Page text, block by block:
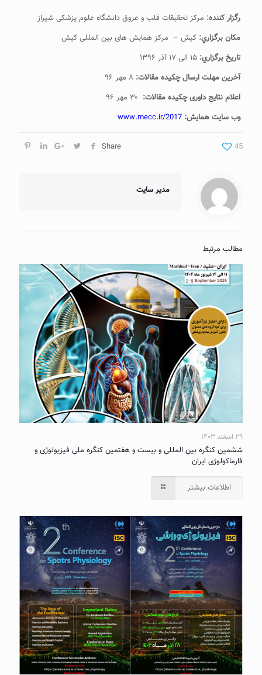
رگزار کننده: مرکز تحقیقات قلب و عروق دانشگاه علوم پزشکی شیراز
مکان برگزاري: کیش – مرکز همایش های بین المللی کیش
تاريخ برگزاري:
آخرين مهلت ارسال چکیده مقالات:
اعلام نتایج داوری چکیده مقالات:
وب سايت همايش: www.mecc.ir/2017
Share 45
مدیر سایت
مطالب مرتبط
۲۹ اسفند ۱۴۰۳
ششمین کنگره بین المللی و بیست و هفتمین کنگره ملی فیزیولوژی و
فارماکولوژی ایران
اطلاعات بیشتر